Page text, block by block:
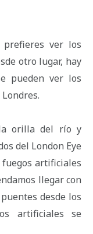
ver los
otro lugar, hay
pueden ver los
orilla del río y
del London Eye
artificiales
llegar con
desde los
artificiales se